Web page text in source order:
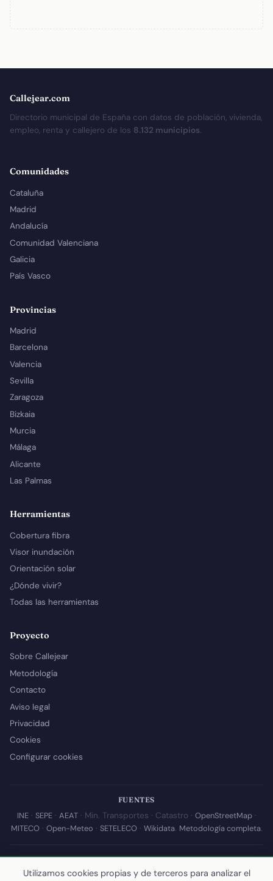
Callejear.com
Directorio municipal de España con datos de población, vivienda,
empleo, renta y callejero de los 8.132 municipios.
Comunidades
Cataluña
Madrid
Andalucía
Comunidad Valenciana
Galicia
País Vasco
Provincias
Madrid
Barcelona
Valencia
Sevilla
Zaragoza
Bizkaia
Murcia
Málaga
Alicante
Las Palmas
Herramientas
Cobertura fibra
Visor inundación
Orientación solar
¿Dónde vivir?
Todas las herramientas
Proyecto
Sobre Callejear
Metodología
Contacto
Aviso legal
Privacidad
Cookies
Configurar cookies
FUENTES
INE· SEPE· AEAT· Min. Transportes · Catastro · OpenStreetMap·
MITECO· Open-Meteo · SETELECO· Wikidata. Metodología completa.
© 2026 Callejear.com — Directorio municipal de España con datos
abiertos. Desarrollado y mantenido porYoel Castaño.
Utilizamos cookies propias y de terceros para analizar el